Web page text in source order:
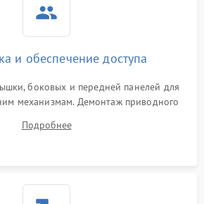
и обеспечение доступа
боковых и передней панелей для
механизмам. Демонтаж приводного
доступа к ТЭНу, компрессору,
Подробнее